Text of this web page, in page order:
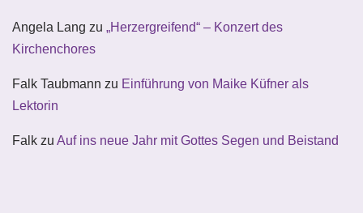
Angela Lang zu „Herzergreifend“ – Konzert des
Kirchenchores
Falk Taubmann zu Einführung von Maike Küfner als
Lektorin
Falk zu Auf ins neue Jahr mit Gottes Segen und Beistand